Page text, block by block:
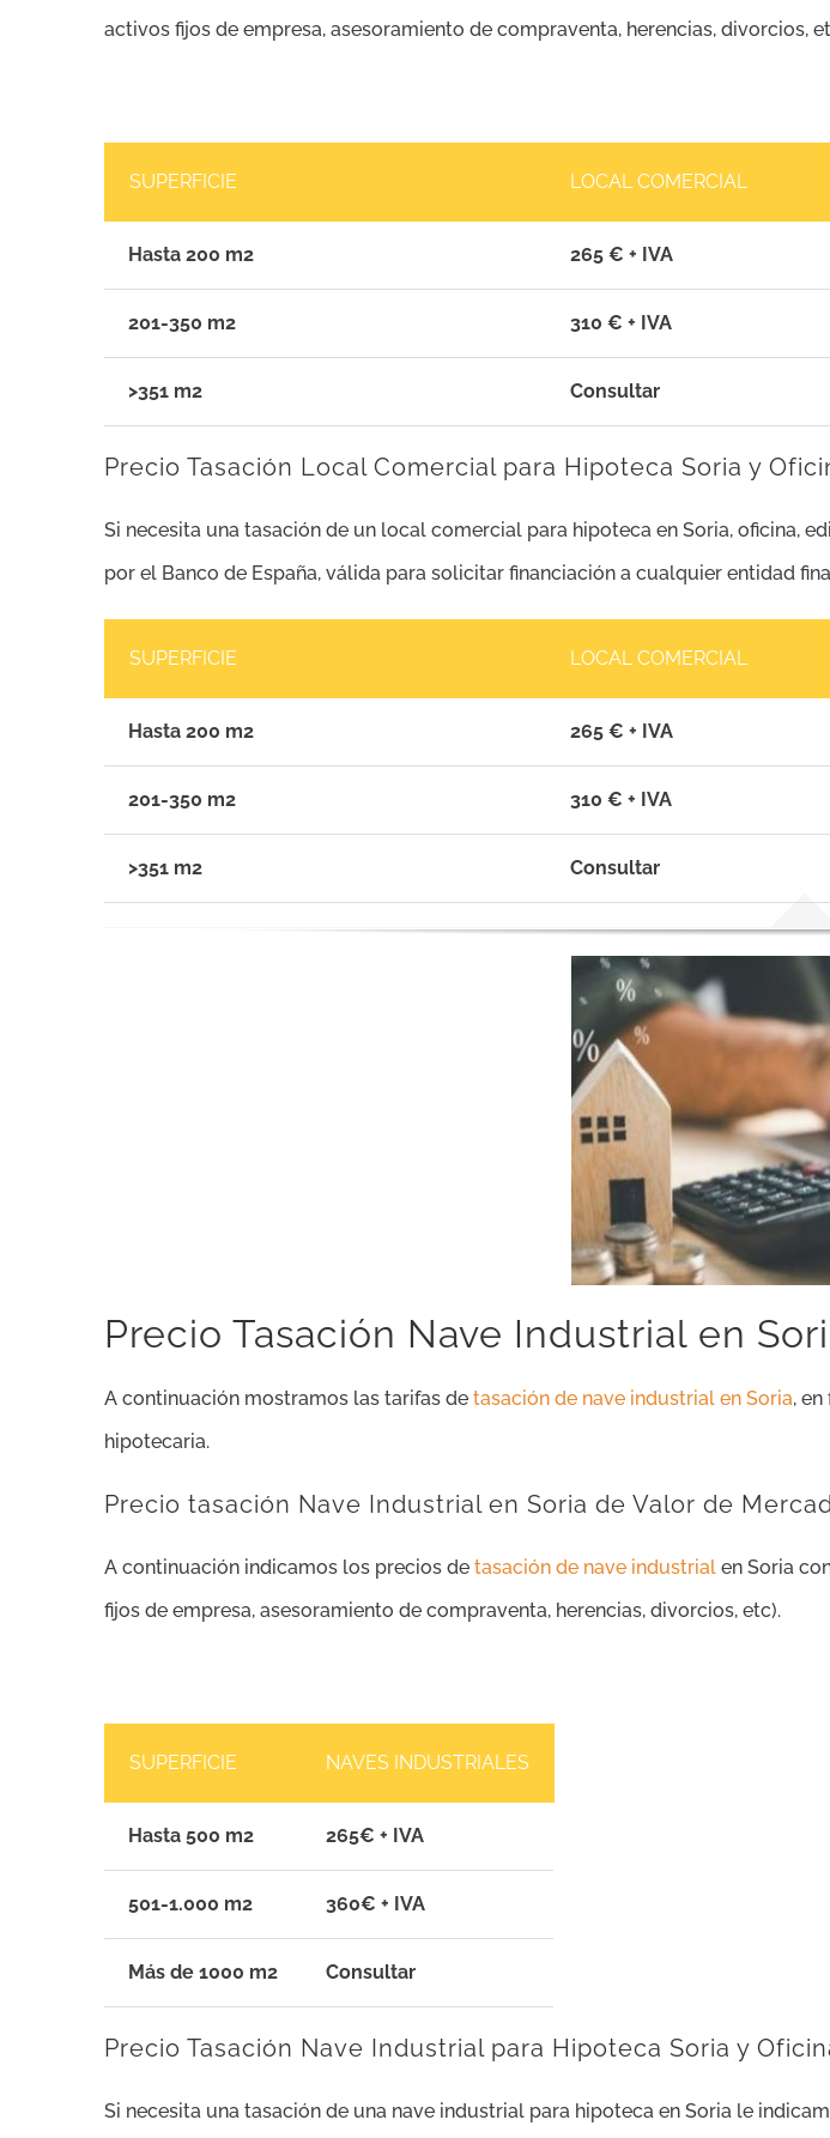
activos fijos de empresa, asesoramiento de compraventa, herencias, divorcios,
SUPERFICIE LOCAL COMERCIAL
Hasta 200 m2 265 € + IVA
201-350 m2 310 € + IVA
>351 m2 Consultar
Precio Tasación Local Comercial para Hipoteca Soria y
Si necesita una tasación de un local comercial para hipoteca en Soria, oficina,
por el Banco de España, válida para solicitar financiación a cualquier entidad
SUPERFICIE LOCAL COMERCIAL
Hasta 200 m2 265 € + IVA
201-350 m2 310 € + IVA
>351 m2 Consultar
Precio Tasación Nave Industrial en
A continuación mostramos las tarifas de tasación de nave industrial en Soria,
hipotecaria.
Precio tasación Nave Industrial en Soria de Valor de
A continuación indicamos los precios de tasación de nave industrial en Soria
fijos de empresa, asesoramiento de compraventa, herencias, divorcios, etc).
SUPERFICIE NAVES INDUSTRIALES
Hasta 500 m2 265€ + IVA
501-1.000 m2 360€ + IVA
Más de 1000 m2 Consultar
Precio Tasación Nave Industrial para Hipoteca Soria y
Si necesita una tasación de una nave industrial para hipoteca en Soria le